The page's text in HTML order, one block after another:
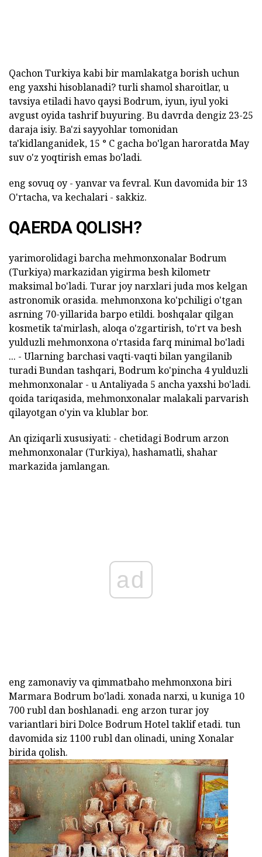
Qachon Turkiya kabi bir mamlakatga borish uchun
eng yaxshi hisoblanadi? turli shamol sharoitlar, u
tavsiya etiladi havo qaysi Bodrum, iyun, iyul yoki
avgust oyida tashrif buyuring. Bu davrda dengiz 23-25
daraja isiy. Ba'zi sayyohlar tomonidan
ta'kidlanganidek, 15 ° C gacha bo'lgan haroratda May
suv o'z yoqtirish emas bo'ladi.
eng sovuq oy - yanvar va fevral. Kun davomida bir 13
O'rtacha, va kechalari - sakkiz.
QAERDA QOLISH?
yarimorolidagi barcha mehmonxonalar Bodrum
(Turkiya) markazidan yigirma besh kilometr
maksimal bo'ladi. Turar joy narxlari juda mos kelgan
astronomik orasida. mehmonxona ko'pchiligi o'tgan
asrning 70-yillarida barpo etildi. boshqalar qilgan
kosmetik ta'mirlash, aloqa o'zgartirish, to'rt va besh
yulduzli mehmonxona o'rtasida farq minimal bo'ladi
... - Ularning barchasi vaqti-vaqti bilan yangilanib
turadi Bundan tashqari, Bodrum ko'pincha 4 yulduzli
mehmonxonalar - u Antaliyada 5 ancha yaxshi bo'ladi.
qoida tariqasida, mehmonxonalar malakali parvarish
qilayotgan o'yin va klublar bor.
An qiziqarli xususiyati: - chetidagi Bodrum arzon
mehmonxonalar (Turkiya), hashamatli, shahar
markazida jamlangan.
ad
eng zamonaviy va qimmatbaho mehmonxona biri
Marmara Bodrum bo'ladi. xonada narxi, u kuniga 10
700 rubl dan boshlanadi. eng arzon turar joy
variantlari biri Dolce Bodrum Hotel taklif etadi. tun
davomida siz 1100 rubl dan olinadi, uning Xonalar
birida qolish.